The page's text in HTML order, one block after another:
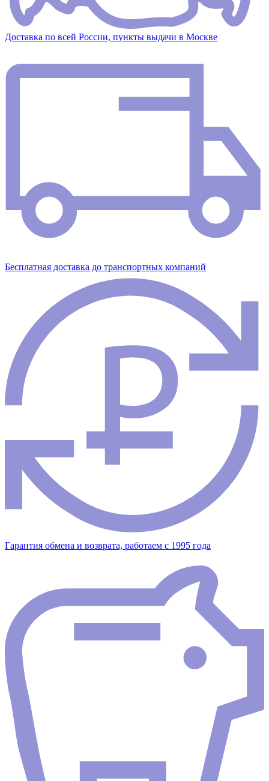
Доставка по всей России, пункты выдачи в Москве
Бесплатная доставка до транспортных компаний
Гарантия обмена и возврата, работаем с 1995 года